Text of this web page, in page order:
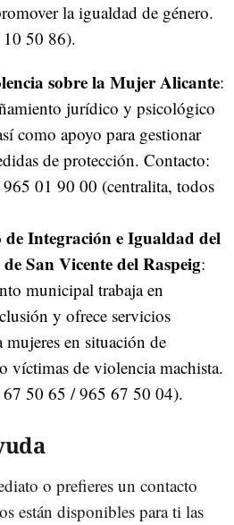
la igualdad de género.
50 86).
sobre la Mujer Alicante:
jurídico y psicológico
como apoyo para gestionar
de protección. Contacto:
01 90 00 (centralita, todos
Integración e Igualdad del
San Vicente del Raspeig:
municipal trabaja en
y ofrece servicios
mujeres en situación de
víctimas de violencia machista.
50 65 / 965 67 50 04).
o prefieres un contacto
están disponibles para ti las